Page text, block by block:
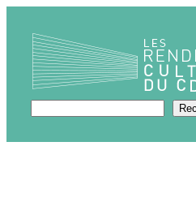
contenu
Rechercher